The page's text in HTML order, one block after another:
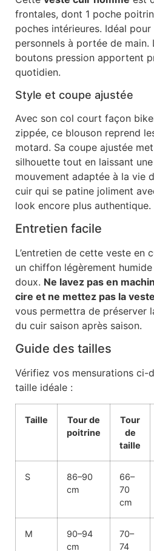
frontales, dont 1 poche
poches intérieures. Idéal
personnels à portée de
boutons pression apportent
quotidien.
Style et coupe ajustée
Avec son col court façon
zippée, ce blouson reprend
motard. Sa coupe ajustée
silhouette tout en laissant
mouvement adaptée à la vie
cuir qui se patine joliment
look encore plus authentique.
Entretien facile
L’entretien de cette veste en
un chiffon légèrement
doux. Ne lavez pas en
cire et ne mettez pas la
vous permettra de préserver
du cuir saison après saison.
Guide des tailles
Vérifiez vos mensurations ci-
taille idéale :
Taille
Tour de
poitrine
Tour
de
taille
S
86–90
cm
66–
70
cm
M
90–94
cm
70–
74